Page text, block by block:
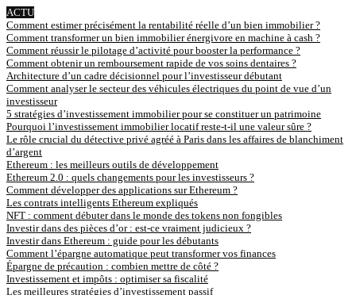
ACTU
Comment estimer précisément la rentabilité réelle d’un bien immobilier ?
Comment transformer un bien immobilier énergivore en machine à cash ?
Comment réussir le pilotage d’activité pour booster la performance ?
Comment obtenir un remboursement rapide de vos soins dentaires ?
Architecture d’un cadre décisionnel pour l’investisseur débutant
Comment analyser le secteur des véhicules électriques du point de vue d’un
investisseur
5 stratégies d’investissement immobilier pour se constituer un patrimoine
Pourquoi l’investissement immobilier locatif reste-t-il une valeur sûre ?
Le rôle crucial du détective privé agréé à Paris dans les affaires de blanchiment
d’argent
Ethereum : les meilleurs outils de développement
Ethereum 2.0 : quels changements pour les investisseurs ?
Comment développer des applications sur Ethereum ?
Les contrats intelligents Ethereum expliqués
NFT : comment débuter dans le monde des tokens non fongibles
Investir dans des pièces d’or : est-ce vraiment judicieux ?
Investir dans Ethereum : guide pour les débutants
Comment l’épargne automatique peut transformer vos finances
Épargne de précaution : combien mettre de côté ?
Investissement et impôts : optimiser sa fiscalité
Les meilleures stratégies d’investissement passif